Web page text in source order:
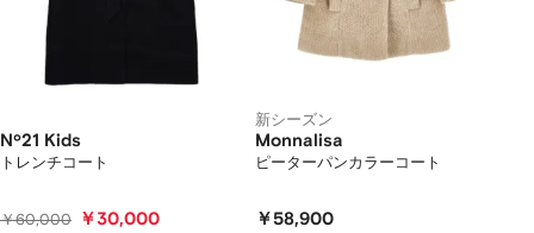
Nº21 Kids
トレンチコート
￥60,000 ￥30,000
新シーズン
Monnalisa
ピーターパンカラーコート
￥58,900